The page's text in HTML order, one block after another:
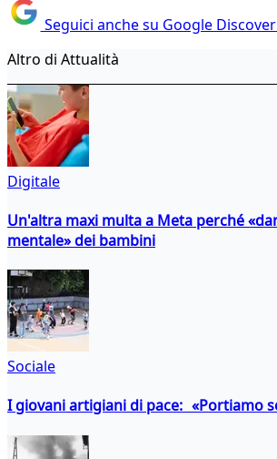
Seguici anche su Google
Altro di Attualità
Digitale
Un'altra maxi multa a Meta perché
mentale» dei bambini
Sociale
I giovani artigiani di pace: «Portiamo